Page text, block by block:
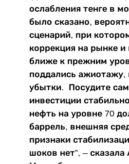
ослабления тенге в
было сказано,
сценарий, при
коррекция на рынке и
ближе к прежним
поддались ажиотажу,
убытки. Посудите
инвестиции
нефть на уровне 70
баррель, внешняя
признаки
шоков нет”, – сказала